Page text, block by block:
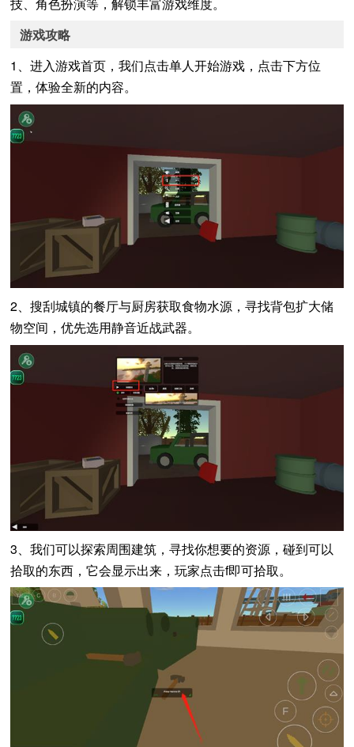
游戏攻略
1、进入游戏首页，我们点击单人开始游戏，点击下方位
置，体验全新的内容。
2、搜刮城镇的餐厅与厨房获取食物水源，寻找背包扩大储
物空间，优先选用静音近战武器。
3、我们可以探索周围建筑，寻找你想要的资源，碰到可以
拾取的东西，它会显示出来，玩家点击f即可拾取。